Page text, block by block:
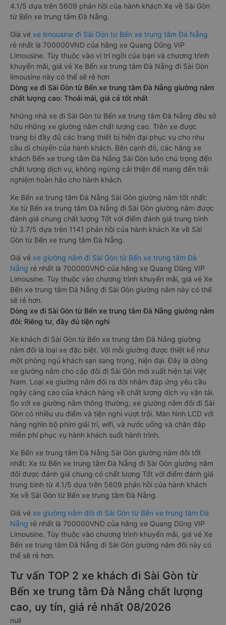
4.1/5 dựa trên 5609 phản hồi của hành khách Xe về Sài Gòn
từ Bến xe trung tâm Đà Nẵng.
Giá vé xe limousine đi Sài Gòn từ Bến xe trung tâm Đà Nẵng
rẻ nhất là 700000VND của hãng xe Quang Dũng VIP
Limousine. Tùy thuộc vào vị trí ngồi của bạn và chương trình
khuyến mãi, giá vé Xe Bến xe trung tâm Đà Nẵng đi Sài Gòn
limousine này có thể sẽ rẻ hơn
Dòng xe đi Sài Gòn từ Bến xe trung tâm Đà Nẵng giường nằm
chất lượng cao: Thoải mái, giá cả tốt nhất
Những nhà xe đi Sài Gòn từ Bến xe trung tâm Đà Nẵng đều sở
hữu những xe giường nằm chất lượng cao. Trên xe được
trang bị đầy đủ các trang thiết bị hiện đại phục vụ cho nhu
cầu di chuyển của hành khách. Bên cạnh đó, các hãng xe
khách Bến xe trung tâm Đà Nẵng Sài Gòn luôn chú trọng đến
chất lượng dịch vụ, không ngừng cải thiện để mang đến trải
nghiệm hoàn hảo cho hành khách.
Xe Bến xe trung tâm Đà Nẵng Sài Gòn giường nằm tốt nhất:
Xe từ Bến xe trung tâm Đà Nẵng đi Sài Gòn giường nằm được
đánh giá chung chất lượng Tốt với điểm đánh giá trung bình
từ 3.7/5 dựa trên 1141 phản hồi của hành khách Xe về Sài
Gòn từ Bến xe trung tâm Đà Nẵng.
Giá vé xe giường nằm đi Sài Gòn từ Bến xe trung tâm Đà
Nẵng rẻ nhất là 700000VND của hãng xe Quang Dũng VIP
Limousine. Tùy thuộc vào chương trình khuyến mãi, giá vé Xe
Bến xe trung tâm Đà Nẵng đi Sài Gòn giường nằm này có thể
sẽ rẻ hơn.
Dòng xe đi Sài Gòn từ Bến xe trung tâm Đà Nẵng giường nằm
đôi: Riêng tư, đầy đủ tiện nghi
Xe khách đi Sài Gòn từ Bến xe trung tâm Đà Nẵng giường
nằm đôi là loại xe đặc biệt. Với mỗi giường được thiết kế như
một phòng ngủ khách sạn sang trọng, hiện đại. Đây là dòng
xe giường nằm cho cặp đôi đi Sài Gòn mới xuất hiện tại Việt
Nam. Loại xe giường nằm đôi ra đời nhằm đáp ứng yêu cầu
ngày càng cao của khách hàng về chất lượng dịch vụ vận tải.
So với xe giường nằm thông thường, xe giường nằm đôi đi Sài
Gòn có nhiều ưu điểm và tiện nghi vượt trội. Màn hình LCD với
hàng nghìn bộ phim giải trí, wifi, và nước uống và chăn đắp
miễn phí phục vụ hành khách suốt hành trình.
Xe Bến xe trung tâm Đà Nẵng Sài Gòn giường nằm đôi tốt
nhất: Xe từ Bến xe trung tâm Đà Nẵng đi Sài Gòn giường nằm
đôi được đánh giá chung có chất lượng Tốt với điểm đánh giá
trung bình từ 4.1/5 dựa trên 5609 phản hồi của hành khách
Xe về Sài Gòn từ Bến xe trung tâm Đà Nẵng.
Giá vé xe giường nằm đôi đi Sài Gòn từ Bến xe trung tâm Đà
Nẵng rẻ nhất là 700000VND của hãng xe Quang Dũng VIP
Limousine. Tùy thuộc vào chương trình khuyến mãi, giá vé Xe
Bến xe trung tâm Đà Nẵng đi Sài Gòn giường nằm đôi này có
thể sẽ rẻ hơn.
Tư vấn TOP 2 xe khách đi Sài Gòn từ
Bến xe trung tâm Đà Nẵng chất lượng
cao, uy tín, giá rẻ nhất 08/2026
null